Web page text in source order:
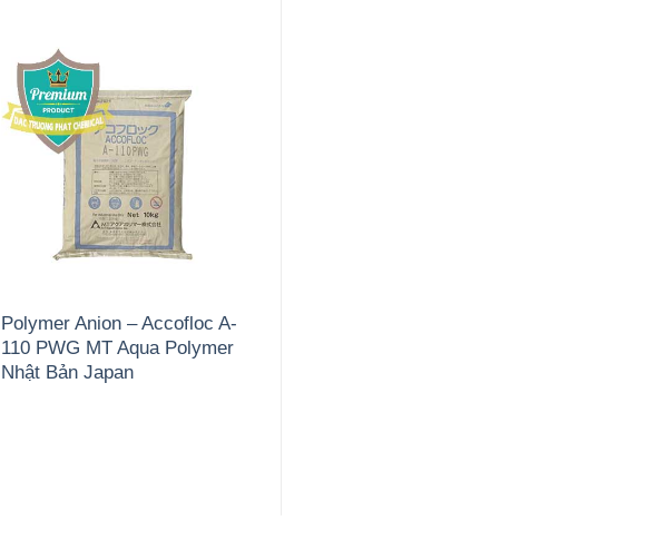
Polymer Anion – Accofloc A-
110 PWG MT Aqua Polymer
Nhật Bản Japan